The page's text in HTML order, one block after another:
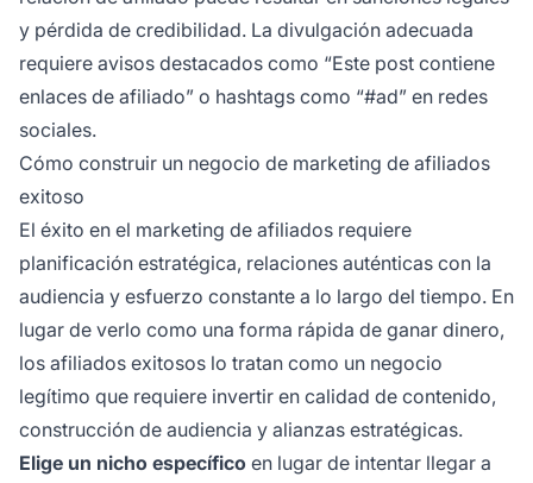
y pérdida de credibilidad. La divulgación adecuada
requiere avisos destacados como “Este post contiene
enlaces de afiliado” o hashtags como “#ad” en redes
sociales.
Cómo construir un negocio de marketing de afiliados
exitoso
El éxito en el marketing de afiliados requiere
planificación estratégica, relaciones auténticas con la
audiencia y esfuerzo constante a lo largo del tiempo. En
lugar de verlo como una forma rápida de ganar dinero,
los afiliados exitosos lo tratan como un negocio
legítimo que requiere invertir en calidad de contenido,
construcción de audiencia y alianzas estratégicas.
Elige un nicho específico en lugar de intentar llegar a